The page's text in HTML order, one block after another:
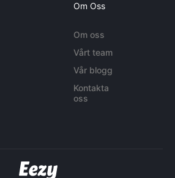
Om Oss
Om oss
Vårt team
Vår blogg
Kontakta
oss